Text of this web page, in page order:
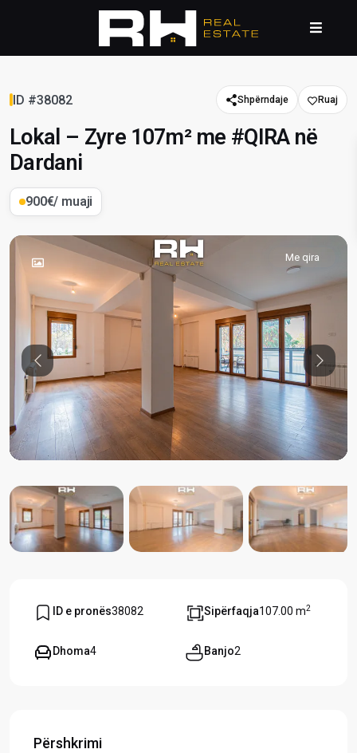
ID #38082 Shpërndaje
Lokal – Zyre 107m² me #QIRA në
Dardani
900€/ muaji
Me qira
Previous
ID e pronës38082 Sipërfaqja107.00 m2
Dhoma4 Banjo2
Përshkrimi